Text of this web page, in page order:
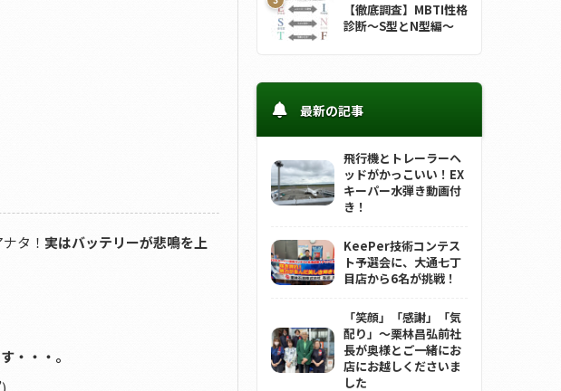
タ！ 実はバッテリーが悲鳴を上
・・・。
【徹底調査】MBTI性格
診断～S型とN型編～
最新の記事
飛行機とトレーラーヘ
ッドがかっこいい！EX
キーパー水弾き動画付
き！
KeePer技術コンテス
ト予選会に、大通七丁
目店から6名が挑戦！
「笑顔」「感謝」「気
配り」～栗林昌弘前社
長が奥様とご一緒にお
店にお越しくださいま
した